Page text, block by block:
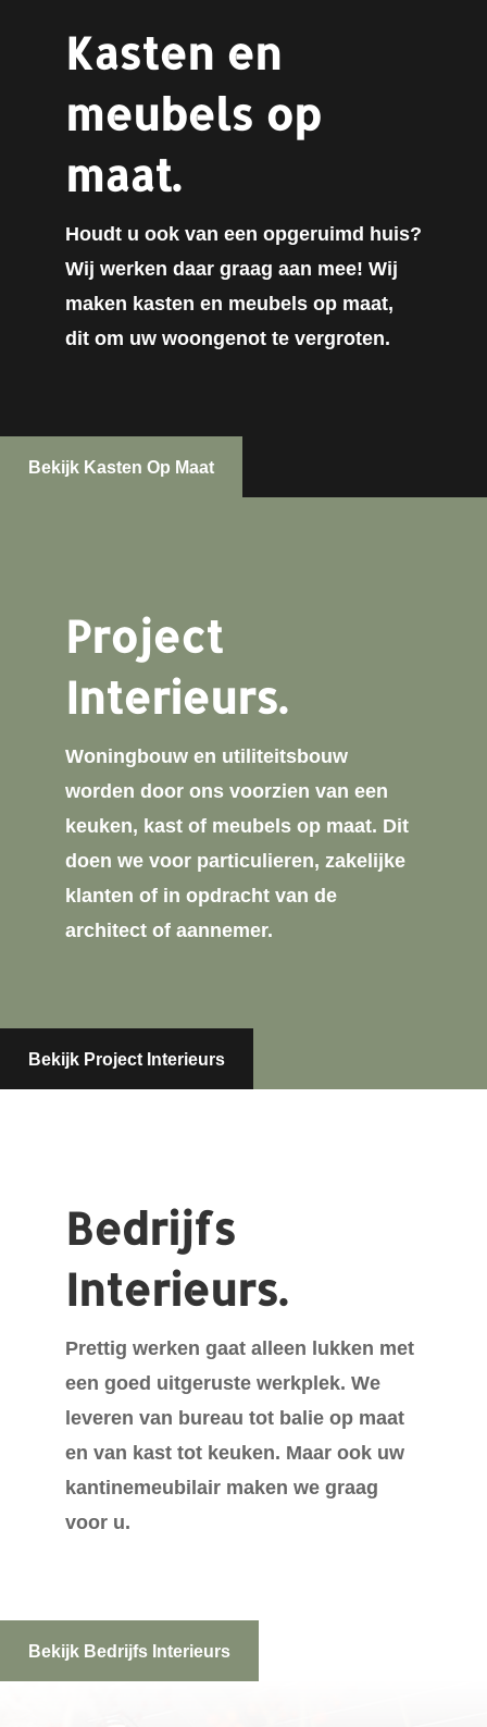
Kasten en
meubels op
maat.
Houdt u ook van een opgeruimd huis?
Wij werken daar graag aan mee! Wij
maken kasten en meubels op maat,
dit om uw woongenot te vergroten.
Bekijk Kasten Op Maat
Project
Interieurs.
Woningbouw en utiliteitsbouw
worden door ons voorzien van een
keuken, kast of meubels op maat. Dit
doen we voor particulieren, zakelijke
klanten of in opdracht van de
architect of aannemer.
Bekijk Project Interieurs
Bedrijfs
Interieurs.
Prettig werken gaat alleen lukken met
een goed uitgeruste werkplek. We
leveren van bureau tot balie op maat
en van kast tot keuken. Maar ook uw
kantinemeubilair maken we graag
voor u.
Bekijk Bedrijfs Interieurs